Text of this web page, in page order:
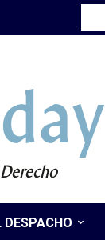
DESPACHO